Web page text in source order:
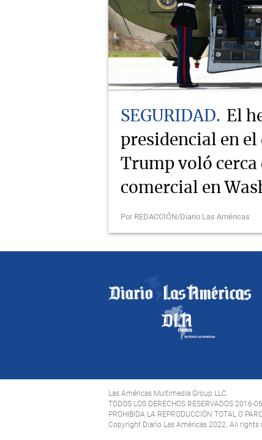
SEGURIDAD
El
presidencial en el
Trump voló cerca
comercial en
Por REDACCIÓN/Diario Las Américas
Las Américas Multimedia Group LLC.
TODOS LOS DERECHOS RESERVADOS 2016-
PROHIBIDA LA REPRODUCCIÓN TOTAL O
Copyright Diario Las Américas 2022. All rights